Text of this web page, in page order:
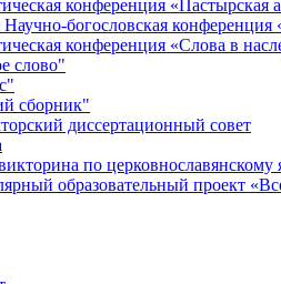
конференция «Пастырская
Научно-богословская
конференция «Cлова в
слово"
сборник"
диссертационный совет
по церковнославянскому
образовательный проект